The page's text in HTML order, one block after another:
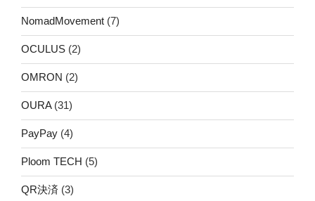
NomadMovement (7)
OCULUS (2)
OMRON (2)
OURA(31)
PayPay (4)
Ploom TECH (5)
QR決済 (3)